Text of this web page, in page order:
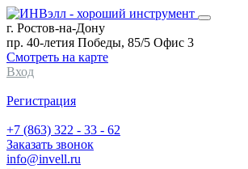
г. Ростов-на-Дону
пр. 40-летия Победы, 85/5 Офис 3
Смотреть на карте
Вход
Регистрация
+7 (863) 322 - 33 - 62
Заказать звонок
info@invell.ru